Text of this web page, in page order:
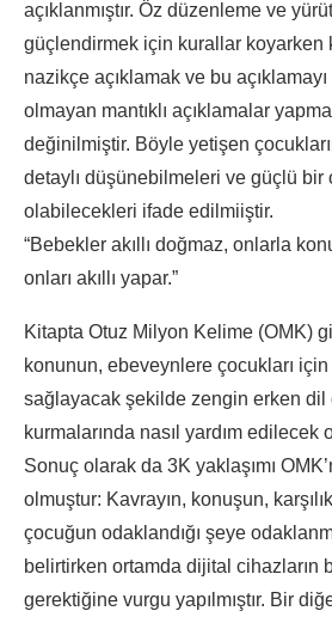
açıklanmıştır. Öz düzenleme ve
güçlendirmek için kurallar koyarken
nazikçe açıklamak ve bu
olmayan mantıklı açıklamalar
değinilmiştir. Böyle yetişen
detaylı düşünebilmeleri ve güçlü bir
olabilecekleri ifade edilmiiştir.
“Bebekler akıllı doğmaz, onlarla
onları akıllı yapar.”
Kitapta Otuz Milyon Kelime (OMK)
konunun, ebeveynlere çocukları için
sağlayacak şekilde zengin erken dil
kurmalarında nasıl yardım edilecek
Sonuç olarak da 3K yaklaşımı
olmuştur: Kavrayın, konuşun,
çocuğun odaklandığı şeye
belirtirken ortamda dijital cihazların
gerektiğine vurgu yapılmıştır. Bir